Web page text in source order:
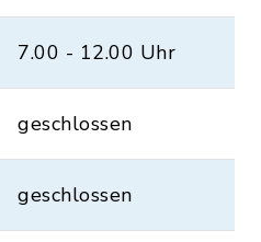
7.00 - 12.00 Uhr
geschlossen
geschlossen